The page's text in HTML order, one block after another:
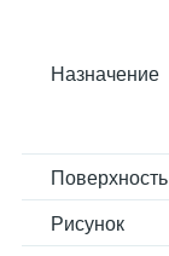
Назначение
Поверхность
Рисунок